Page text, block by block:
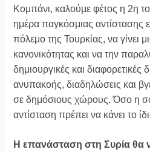
Κομπάνι, καλούμε φέτος η 2η
ημέρα παγκόσμιας αντίστασης
πόλεμο της Τουρκίας, να γίνει
κανονικότητας και να την
δημιουργικές και διαφορετικές
ανυπακοής, διαδηλώσεις και
σε δημόσιους χώρους. Όσο η
αντίσταση πρέπει να κάνει το
Η επανάσταση στη Συρία θα